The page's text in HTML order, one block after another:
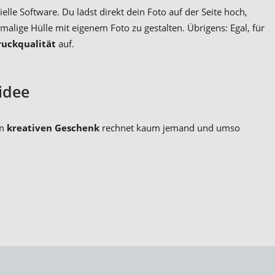
Software. Du lädst direkt dein Foto auf der Seite hoch,
Hülle mit eigenem Foto zu gestalten. Übrigens: Egal, für
auf.
kreativen Geschenk rechnet kaum jemand und umso